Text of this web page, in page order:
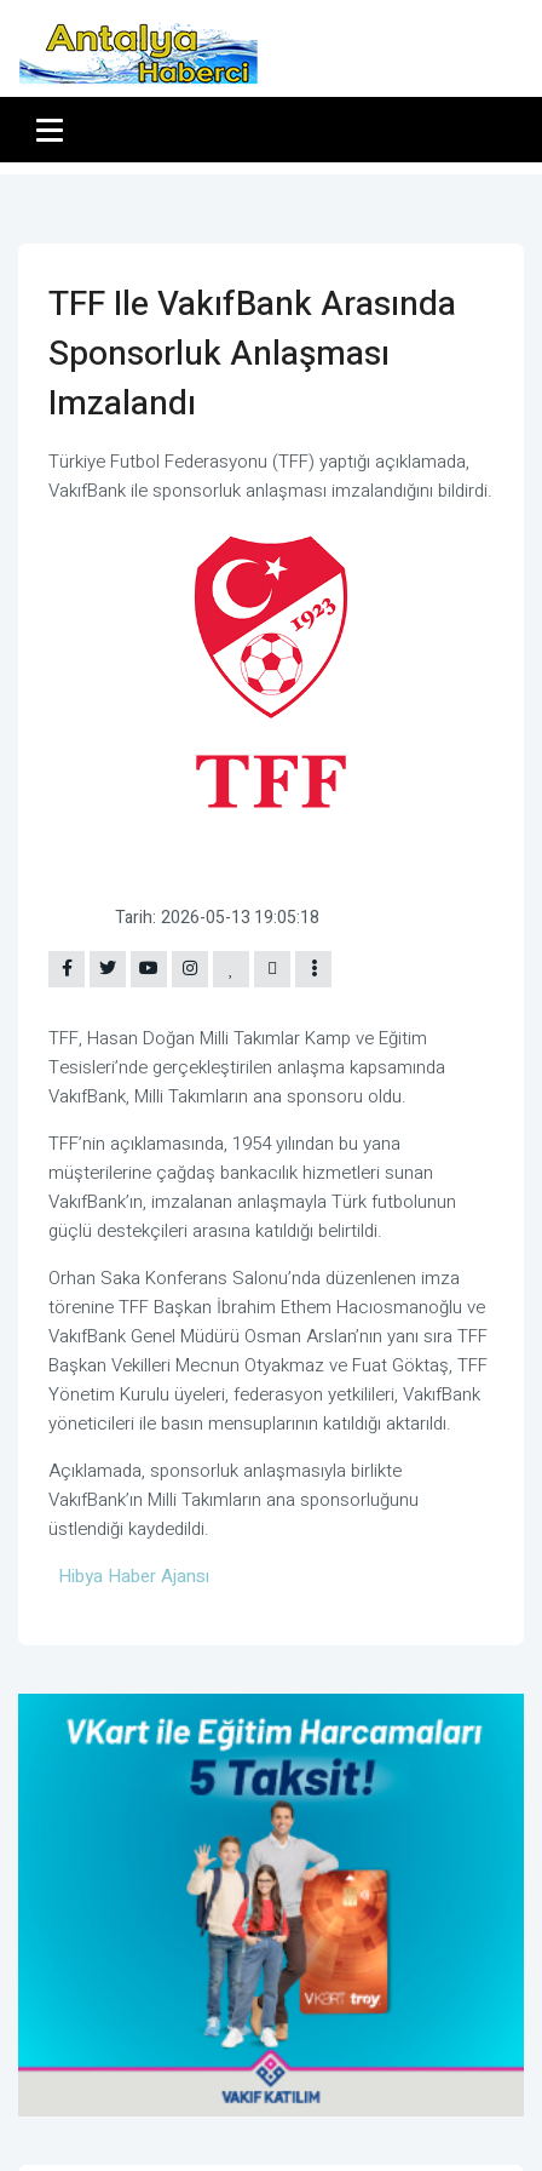
TFF Ile VakıfBank Arasında
Sponsorluk Anlaşması
Imzalandı
Türkiye Futbol Federasyonu (TFF) yaptığı açıklamada,
VakıfBank ile sponsorluk anlaşması imzalandığını bildirdi.
Tarih: 2026-05-13 19:05:18
TFF, Hasan Doğan Milli Takımlar Kamp ve Eğitim
Tesisleri’nde gerçekleştirilen anlaşma kapsamında
VakıfBank, Milli Takımların ana sponsoru oldu.
TFF’nin açıklamasında, 1954 yılından bu yana
müşterilerine çağdaş bankacılık hizmetleri sunan
VakıfBank’ın, imzalanan anlaşmayla Türk futbolunun
güçlü destekçileri arasına katıldığı belirtildi.
Orhan Saka Konferans Salonu’nda düzenlenen imza
törenine TFF Başkan İbrahim Ethem Hacıosmanoğlu ve
VakıfBank Genel Müdürü Osman Arslan’nın yanı sıra TFF
Başkan Vekilleri Mecnun Otyakmaz ve Fuat Göktaş, TFF
Yönetim Kurulu üyeleri, federasyon yetkilileri, VakıfBank
yöneticileri ile basın mensuplarının katıldığı aktarıldı.
Açıklamada, sponsorluk anlaşmasıyla birlikte
VakıfBank’ın Milli Takımların ana sponsorluğunu
üstlendiği kaydedildi.
Hibya Haber Ajansı